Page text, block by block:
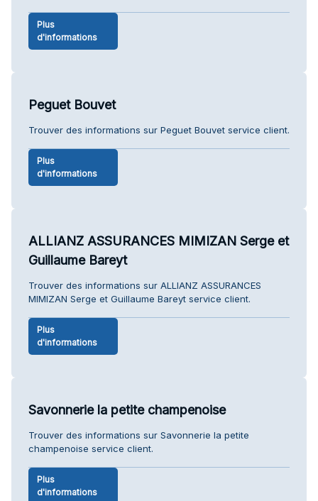
Plus
d'informations
Peguet Bouvet
Trouver des informations sur Peguet Bouvet service client.
Plus
d'informations
ALLIANZ ASSURANCES MIMIZAN Serge et
Guillaume Bareyt
Trouver des informations sur ALLIANZ ASSURANCES
MIMIZAN Serge et Guillaume Bareyt service client.
Plus
d'informations
Savonnerie la petite champenoise
Trouver des informations sur Savonnerie la petite
champenoise service client.
Plus
d'informations